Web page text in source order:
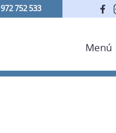
752 533
Menú